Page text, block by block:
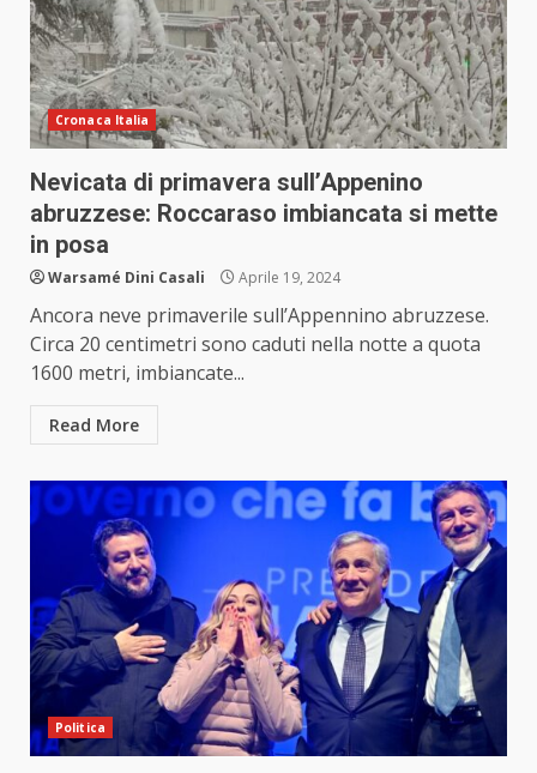
Cronaca Italia
Nevicata di primavera sull’Appenino
abruzzese: Roccaraso imbiancata si mette
in posa
Warsamé Dini Casali Aprile 19, 2024
Ancora neve primaverile sull’Appennino abruzzese.
Circa 20 centimetri sono caduti nella notte a quota
1600 metri, imbiancate...
Read More
Politica